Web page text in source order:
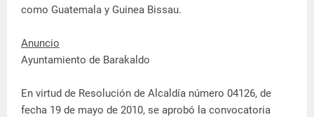
como Guatemala y Guinea Bissau.
Anuncio
Ayuntamiento de Barakaldo
En virtud de Resolución de Alcaldía número 04126, de
fecha 19 de mayo de 2010, se aprobó la convocatoria